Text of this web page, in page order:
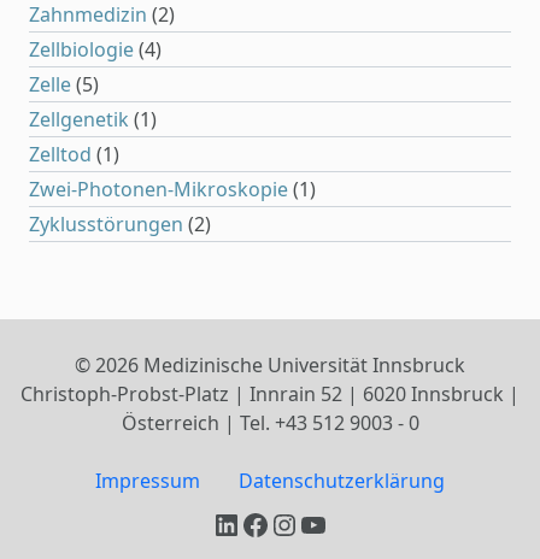
Zahnmedizin (2)
Zellbiologie(4)
Zelle(5)
Zellgenetik (1)
Zelltod (1)
Zwei-Photonen-Mikroskopie(1)
Zyklusstörungen (2)
© 2026 Medizinische Universität Innsbruck
Christoph-Probst-Platz | Innrain 52 | 6020 Innsbruck |
Österreich | Tel. +43 512 9003 - 0
Impressum Datenschutzerklärung
LinkedIn
Facebook
Instagram
YouTube